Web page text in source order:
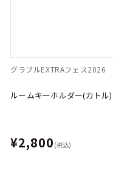
グラブルEXTRAフェス2026
ルームキーホルダー(カトル)
¥2,800 (税込)